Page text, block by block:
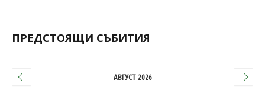
ПРЕДСТОЯЩИ СЪБИТИЯ
АВГУСТ 2026